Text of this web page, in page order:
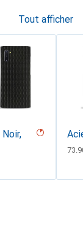
Tout afficher
CHF